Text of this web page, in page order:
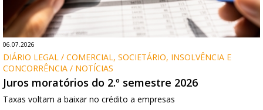
06.07.2026
DIÁRIO LEGAL / COMERCIAL, SOCIETÁRIO, INSOLVÊNCIA E
CONCORRÊNCIA / NOTÍCIAS
Juros moratórios do 2.º semestre 2026
Taxas voltam a baixar no crédito a empresas